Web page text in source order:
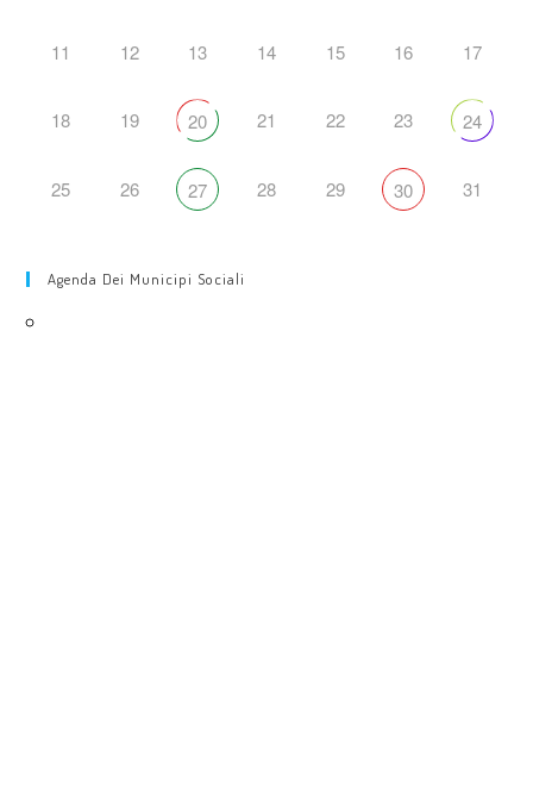
11 12 13 14 15 16 17
18 19 20 21 22 23 24
25 26 27 28 29 30 31
Agenda Dei Municipi Sociali